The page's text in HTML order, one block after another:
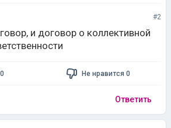
#2
и договор о коллективной
Не нравится 0
Ответить